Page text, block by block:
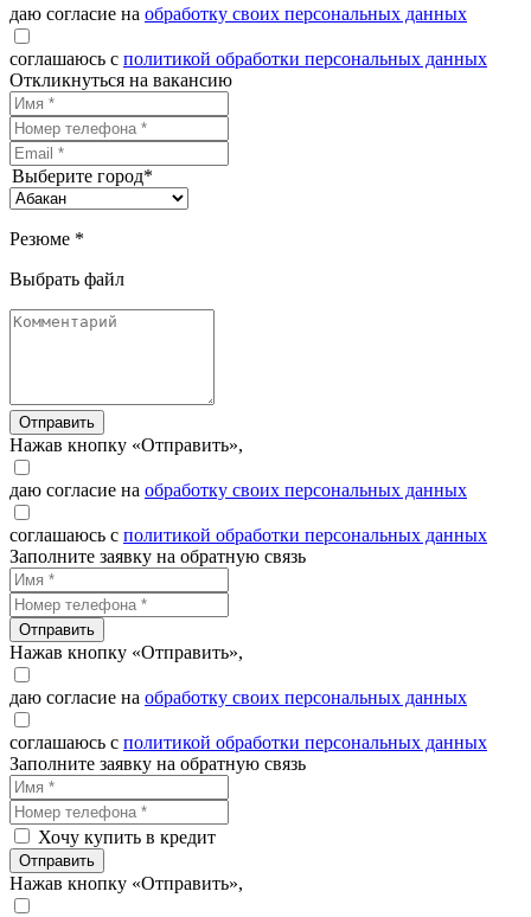
даю согласие на обработку своих персональных данных
соглашаюсь с политикой обработки персональных данных
Откликнуться на вакансию
Выберите город*
Резюме *
Выбрать файл
Отправить
Нажав кнопку «Отправить»,
даю согласие на обработку своих персональных данных
соглашаюсь с политикой обработки персональных данных
Заполните заявку на обратную связь
Отправить
Нажав кнопку «Отправить»,
даю согласие на обработку своих персональных данных
соглашаюсь с политикой обработки персональных данных
Заполните заявку на обратную связь
Хочу купить в кредит
Отправить
Нажав кнопку «Отправить»,